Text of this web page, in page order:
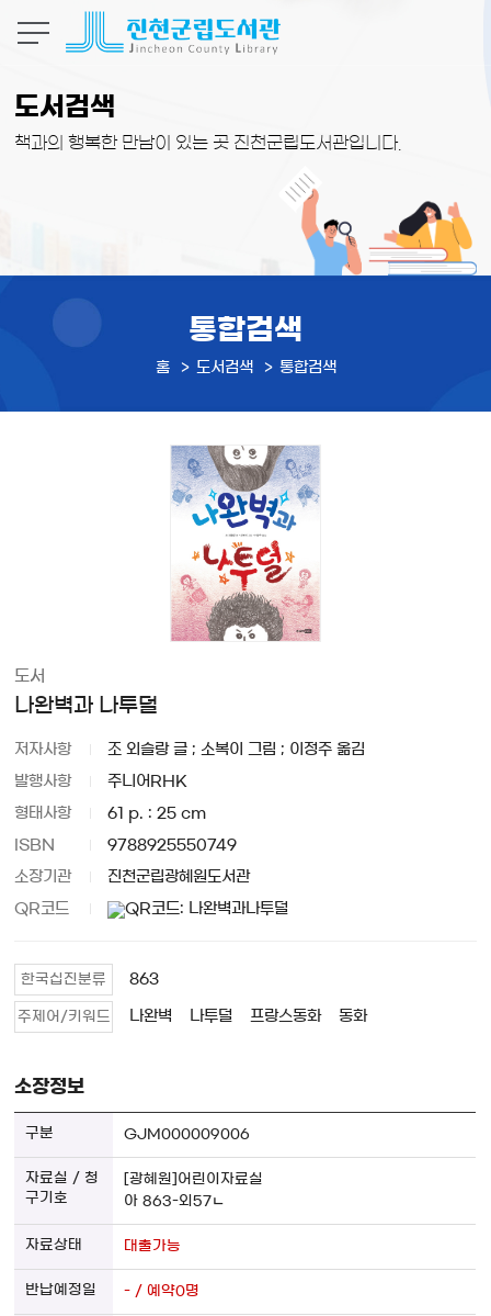
도서검색
책과의 행복한 만남이 있는 곳 진천군립도서관입니다.
통합검색
홈 도서검색 통합검색
도서
나완벽과 나투덜
저자사항 조 외슬랑 글 ; 소복이 그림 ; 이정주 옮김
발행사항 주니어RHK
형태사항 61 p. : 25 cm
ISBN 9788925550749
소장기관 진천군립광혜원도서관
QR코드
한국십진분류 863
주제어/키워드 나완벽 나투덜 프랑스동화 동화
소장정보
GJM000009006
[광혜원]어린이자료실
아 863-외57ㄴ
대출가능
- / 예약0명